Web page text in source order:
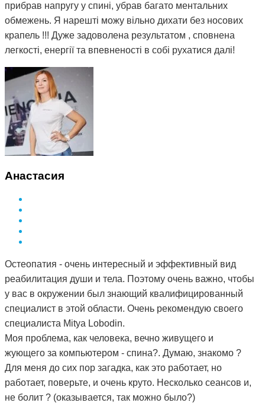
прибрав напругу у спині, убрав багато ментальних
обмежень. Я нарешті можу вільно дихати без носових
крапель !!! Дуже задоволена результатом , сповнена
легкості, енергії та впевненості в собі рухатися далі!
Анастасия
Остеопатия - очень интересный и эффективный вид
реабилитация души и тела. Поэтому очень важно, чтобы
у вас в окружении был знающий квалифицированный
специалист в этой области. Очень рекомендую своего
специалиста Mitya Lobodin.
Моя проблема, как человека, вечно живущего и
жующего за компьютером - спина?. Думаю, знакомо ?
Для меня до сих пор загадка, как это работает, но
работает, поверьте, и очень круто. Несколько сеансов и,
не болит ? (оказывается, так можно было?)